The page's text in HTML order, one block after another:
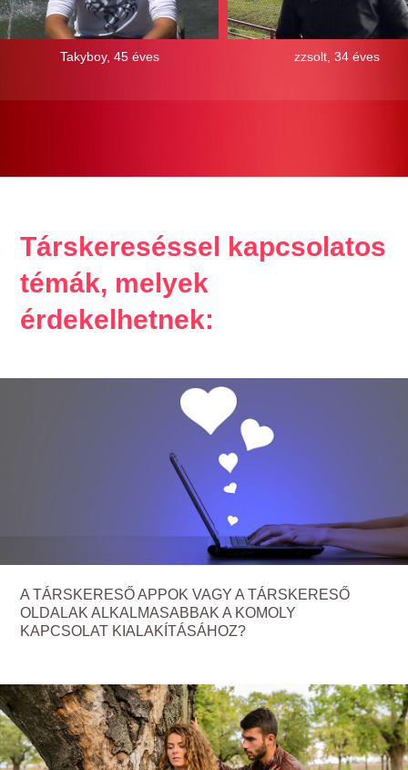
Takyboy, 45 éves zzsolt, 34 éves
Társkereséssel kapcsolatos
témák, melyek
érdekelhetnek:
A TÁRSKERESŐ APPOK VAGY A TÁRSKERESŐ
OLDALAK ALKALMASABBAK A KOMOLY
KAPCSOLAT KIALAKÍTÁSÁHOZ?